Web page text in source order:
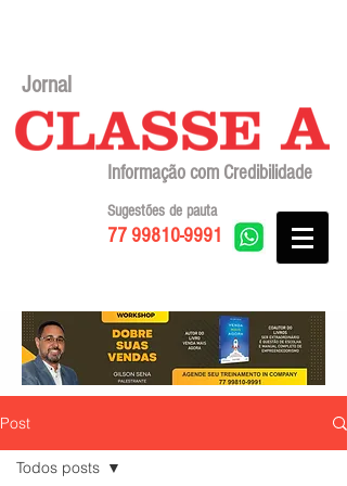
Jornal
Informação com Credibilidade
77 99810-9991
Sugestões de pauta
Post
Todos posts